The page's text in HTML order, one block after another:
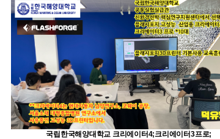
국립한국해양대학교 크리에이터4;크리에이터3프로;